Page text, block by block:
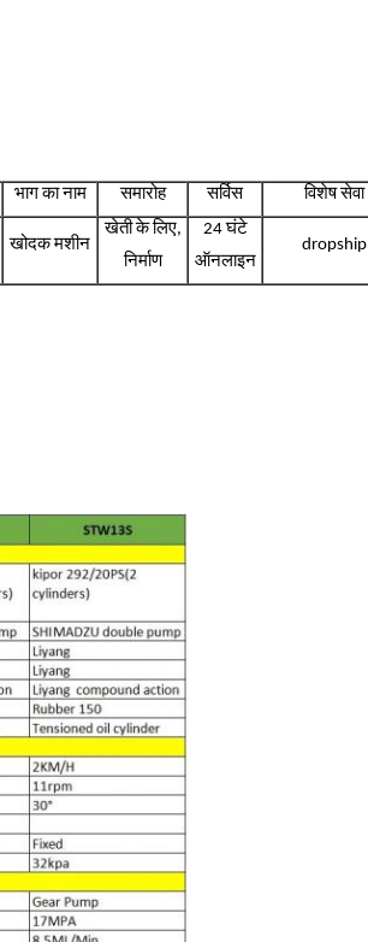
भाग का नाम समारोह सर्विस विशेष सेवा
खोदक मशीन
खेती के लिए,
निर्माण
24 घंटे
ऑनलाइन
dropship